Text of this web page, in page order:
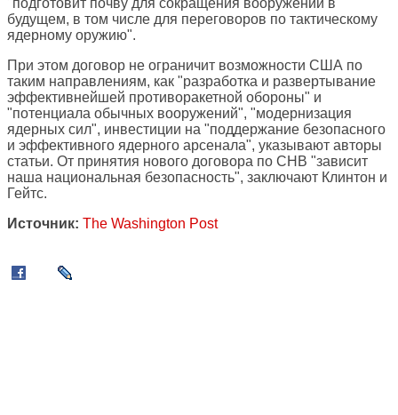
"подготовит почву для сокращения вооружений в
будущем, в том числе для переговоров по тактическому
ядерному оружию".
При этом договор не ограничит возможности США по
таким направлениям, как "разработка и развертывание
эффективнейшей противоракетной обороны" и
"потенциала обычных вооружений", "модернизация
ядерных сил", инвестиции на "поддержание безопасного
и эффективного ядерного арсенала", указывают авторы
статьи. От принятия нового договора по СНВ "зависит
наша национальная безопасность", заключают Клинтон и
Гейтс.
Источник: The Washington Post